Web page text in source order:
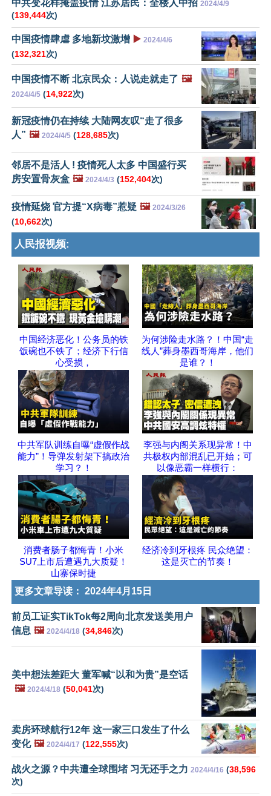
中共变花样掩盖疫情 江苏居民：全楼人中招 2024/4/9
(139,444次)
中国疫情肆虐 多地新坟激增 ▶️ 2024/4/6
(132,321次)
中国疫情不断 北京民众：人说走就走了 🖼️
2024/4/5 (14,922次)
新冠疫情仍在持续 大陆网友叹“走了很多
人” 🖼️ 2024/4/5 (128,685次)
邻居不是活人 ! 疫情死人太多 中国盛行买
房安置骨灰盒 🖼️ 2024/4/3 (152,404次)
疫情延烧 官方提“X病毒”惹疑 🖼️ 2024/3/26
(10,662次)
人民报视频:
中国经济恶化！公务员的铁
饭碗也不铁了；经济下行信
心受损，
为何涉险走水路？！中国“走
线人”葬身墨西哥海岸，他们
是谁？！
中共军队训练自曝“虚假作战
能力”！导弹发射架下搞政治
学习？！
李强与内阁关系现异常！中
共极权内部混乱已开始；可
以像恶霸一样横行：
消费者肠子都悔青！小米
SU7上市后遭遇九大质疑！
山寨保时捷
经济冷到牙根疼 民众绝望：
这是灭亡的节奏！
更多文章导读： 2024年4月15日
前员工证实TikTok每2周向北京发送美用户
信息 🖼️ 2024/4/18 (34,846次)
美中想法差距大 董军喊“以和为贵”是空话
🖼️ 2024/4/18 (50,041次)
卖房环球航行12年 这一家三口发生了什么
变化 🖼️ 2024/4/17 (122,555次)
战火之源？中共遭全球围堵 习无还手之力 2024/4/16 (38,596
次)